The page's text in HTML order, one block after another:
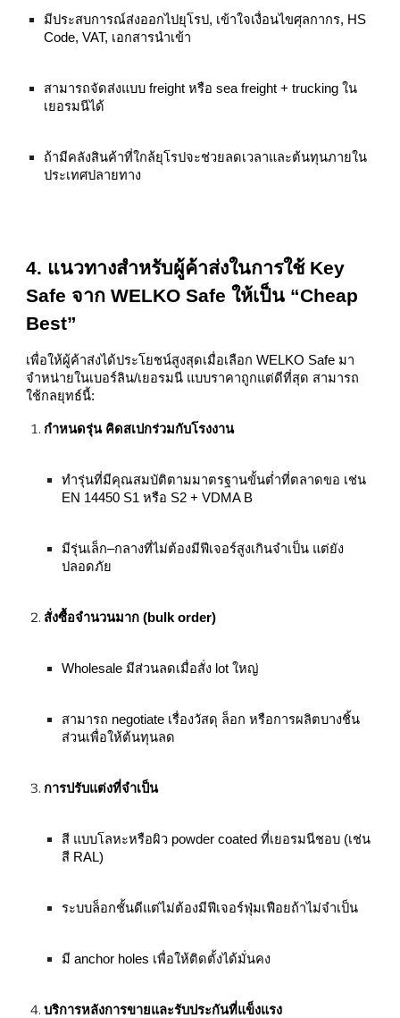
มีประสบการณ์ส่งออกไปยุโรป, เข้าใจเงื่อนไขศุลกากร, HS
Code, VAT, เอกสารนำเข้า
สามารถจัดส่งแบบ freight หรือ sea freight + trucking ใน
เยอรมนีได้
ถ้ามีคลังสินค้าที่ใกล้ยุโรปจะช่วยลดเวลาและต้นทุนภายใน
ประเทศปลายทาง
4. แนวทางสำหรับผู้ค้าส่งในการใช้ Key
Safe จาก WELKO Safe ให้เป็น “Cheap
Best”
เพื่อให้ผู้ค้าส่งได้ประโยชน์สูงสุดเมื่อเลือก WELKO Safe มา
จำหน่ายในเบอร์ลิน/เยอรมนี แบบราคาถูกแต่ดีที่สุด สามารถ
ใช้กลยุทธ์นี้:
กำหนดรุ่น คิดสเปกร่วมกับโรงงาน
ทำรุ่นที่มีคุณสมบัติตามมาตรฐานขั้นต่ำที่ตลาดขอ เช่น
EN 14450 S1 หรือ S2 + VDMA B
มีรุ่นเล็ก–กลางที่ไม่ต้องมีฟีเจอร์สูงเกินจำเป็น แต่ยัง
ปลอดภัย
สั่งซื้อจำนวนมาก (bulk order)
Wholesale มีส่วนลดเมื่อสั่ง lot ใหญ่
สามารถ negotiate เรื่องวัสดุ ล็อก หรือการผลิตบางชิ้น
ส่วนเพื่อให้ต้นทุนลด
การปรับแต่งที่จำเป็น
สี แบบโลหะหรือผิว powder coated ที่เยอรมนีชอบ (เช่น
สี RAL)
ระบบล็อกชั้นดีแต่ไม่ต้องมีฟีเจอร์ฟุ่มเฟือยถ้าไม่จำเป็น
มี anchor holes เพื่อให้ติดตั้งได้มั่นคง
บริการหลังการขายและรับประกันที่แข็งแรง